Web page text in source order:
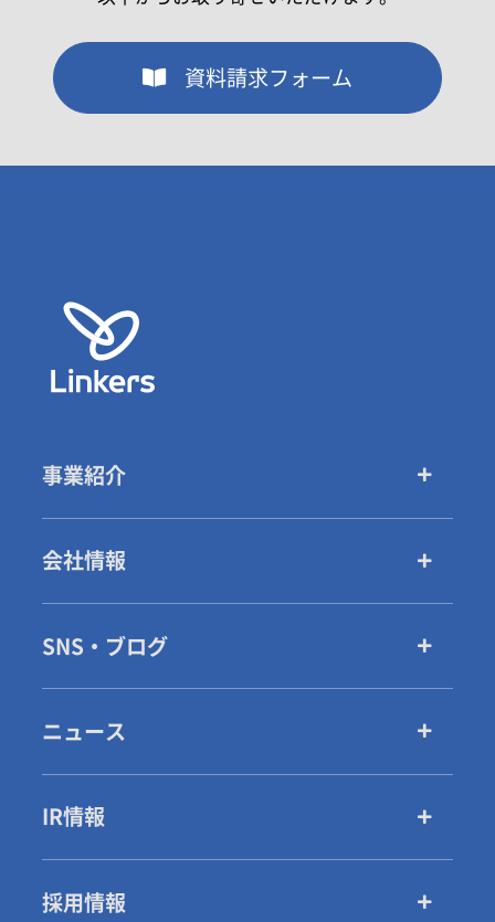
資料請求フォーム
事業紹介
会社情報
SNS・ブログ
ニュース
IR情報
採用情報